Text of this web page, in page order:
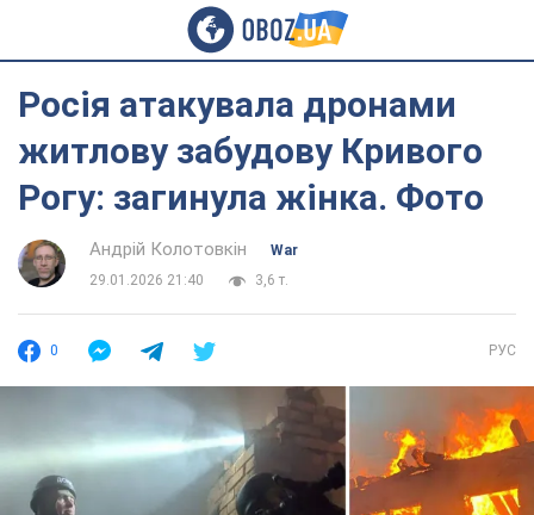
Росія атакувала дронами
житлову забудову Кривого
Рогу: загинула жінка. Фото
Андрій Колотовкін
War
29.01.2026 21:40
3,6 т.
0 РУС